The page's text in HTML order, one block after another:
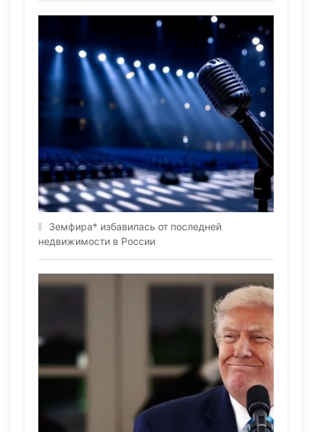
Земфира* избавилась от последней
недвижимости в России